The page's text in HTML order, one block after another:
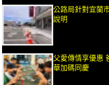
公路局針對宜蘭
說明
父愛傳情享優惠
華加碼同慶